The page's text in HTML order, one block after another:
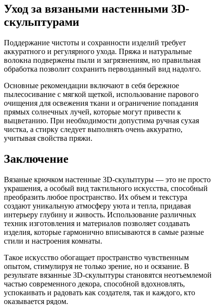
Уход за вязаными настенными 3D-
скульптурами
Поддержание чистоты и сохранности изделий требует
аккуратного и регулярного ухода. Пряжа и натуральные
волокна подвержены пыли и загрязнениям, но правильная
обработка позволит сохранить первозданный вид надолго.
Основные рекомендации включают в себя бережное
пылесосивание с мягкой щеткой, использование парового
очищения для освежения ткани и ограничение попадания
прямых солнечных лучей, которые могут привести к
выцветанию. При необходимости допустима ручная сухая
чистка, а стирку следует выполнять очень аккуратно,
учитывая свойства пряжи.
Заключение
Вязаные крючком настенные 3D-скульптуры — это не просто
украшения, а особый вид тактильного искусства, способный
преобразить любое пространство. Их объем и текстура
создают уникальную атмосферу уюта и тепла, придавая
интерьеру глубину и живость. Использование различных
техник изготовления и материалов позволяет создавать
изделия, которые гармонично вписываются в самые разные
стили и настроения комнаты.
Такое искусство обогащает пространство чувственным
опытом, стимулируя не только зрение, но и осязание. В
результате вязанные 3D-скульптуры становятся неотъемлемой
частью современного декора, способной вдохновлять,
успокаивать и радовать как создателя, так и каждого, кто
оказывается рядом.